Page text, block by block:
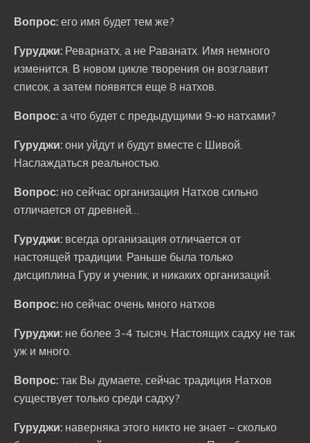
Вопрос: его имя будет тем же?
Гуруджи: Реварнатх, а не Раванатх. Имя немного
изменится. В новом цикле творения он возглавит
список, а затем появятся еще 8 натхов.
Вопрос: а что будет с предыдущими 9-ю натхами?
Гуруджи: они уйдут и будут вместе с Шивой.
Наслаждаться реальностью.
Вопрос: но сейчас организация Натхов сильно
отличается от древней…
Гуруджи: всегда организация отличается от
настоящей традиции. Раньше была только
дисциплина Гуру и ученик, и никаких организаций.
Вопрос: но сейчас очень много натхов
Гуруджи: не более 3-4 тысяч. Настоящих садху не так
уж и много.
Вопрос: так Вы думаете, сейчас традиция Натхов
существует только среди садху?
Гуруджи: наверняка этого никто не знает – сколько